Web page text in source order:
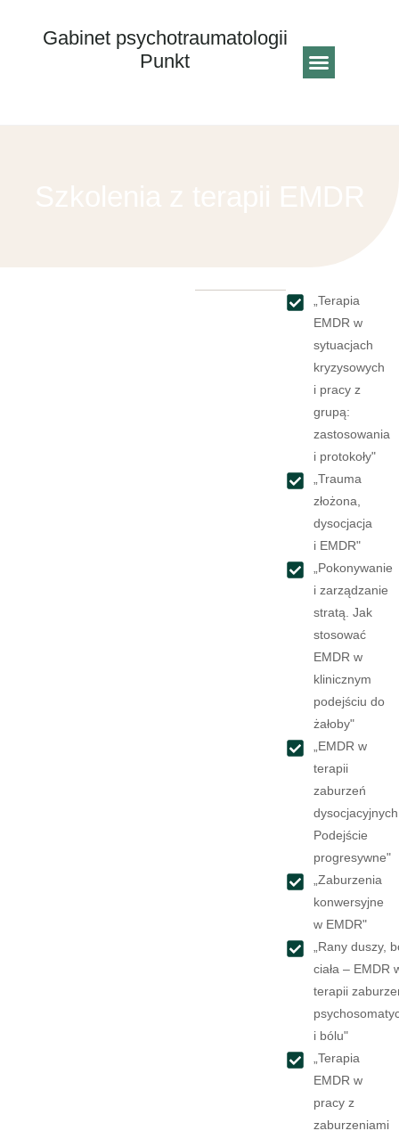
Gabinet psychotraumatologii
Punkt
„Terapia
EMDR w
sytuacjach
kryzysowych
i pracy z
grupą:
zastosowania
i protokoły"
„Trauma
złożona,
dysocjacja
i EMDR"
„Pokonywanie
i zarządzanie
stratą. Jak
stosować
EMDR w
klinicznym
podejściu do
żałoby"
„EMDR w
terapii
zaburzeń
Podejście
progresywne"
„Zaburzenia
konwersyjne
w EMDR"
„Rany duszy,
ciała – EMDR
terapii
i bólu"
„Terapia
EMDR w
pracy z
zaburzeniami